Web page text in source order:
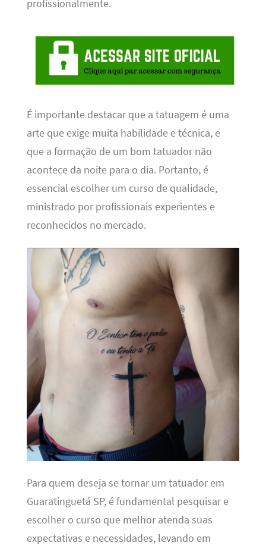
profissionalmente.
É importante destacar que a tatuagem é uma
arte que exige muita habilidade e técnica, e
que a formação de um bom tatuador não
acontece da noite para o dia. Portanto, é
essencial escolher um curso de qualidade,
ministrado por profissionais experientes e
reconhecidos no mercado.
Para quem deseja se tornar um tatuador em
Guaratinguetá SP, é fundamental pesquisar e
escolher o curso que melhor atenda suas
expectativas e necessidades, levando em